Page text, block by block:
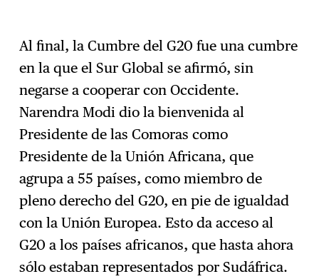
Al final, la Cumbre del G20 fue una cumbre
en la que el Sur Global se afirmó, sin
negarse a cooperar con Occidente.
Narendra Modi dio la bienvenida al
Presidente de las Comoras como
Presidente de la Unión Africana, que
agrupa a 55 países, como miembro de
pleno derecho del G20, en pie de igualdad
con la Unión Europea. Esto da acceso al
G20 a los países africanos, que hasta ahora
sólo estaban representados por Sudáfrica.